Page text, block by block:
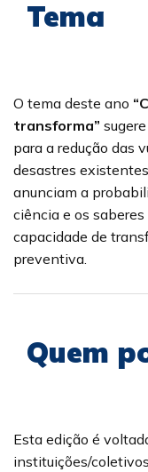
Tema
O tema deste ano
transforma”
para a redução das
desastres
anunciam a
ciência e os
capacidade de
preventiva.
Quem
Esta edição é
instituições/